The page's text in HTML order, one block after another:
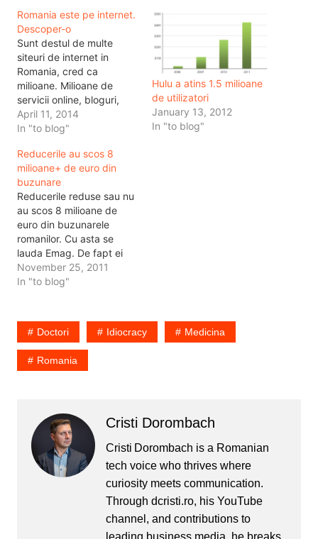
Romania este pe internet.
Descoper-o
Sunt destul de multe
siteuri de internet in
Romania, cred ca
milioane. Milioane de
servicii online, bloguri,
stiri, magazine. Si totul
este pe internet. Iar aici
exemple. Am filmat
adineauri un interviu
despre magazinele online
si mi-am spus opinia cu
privire la acest fapt. Veti
vedea materialul…
April 11, 2014
In "to blog"
Hulu a atins 1.5 milioane
de utilizatori
January 13, 2012
In "to blog"
Reducerile au scos 8
milioane+ de euro din
buzunare
Reducerile reduse sau nu
au scos 8 milioane de
euro din buzunarele
romanilor. Cu asta se
lauda Emag. De fapt ei
sunt singurii care publica
cifrele vanzarilor de azi.
Iar grupul de firme isi
anuntase un numar de
30.000 de produse…
November 25, 2011
In "to blog"
Doctori Idiocracy Medicina
Romania
Cristi Dorombach
Cristi Dorombach is a Romanian
tech voice who thrives where
curiosity meets communication.
Through dcristi.ro, his YouTube
channel, and contributions to
leading business media, he breaks